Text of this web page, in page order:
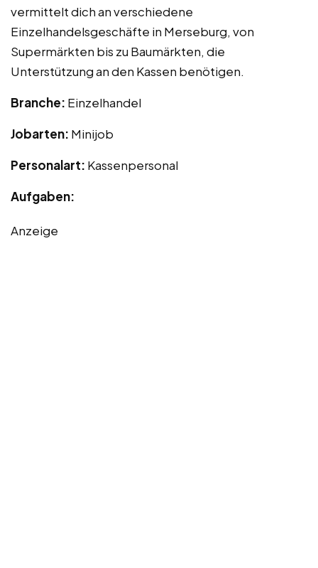
vermittelt dich an verschiedene
Einzelhandelsgeschäfte in Merseburg, von
Supermärkten bis zu Baumärkten, die
Unterstützung an den Kassen benötigen.
Branche: Einzelhandel
Jobarten: Minijob
Personalart: Kassenpersonal
Aufgaben:
Anzeige